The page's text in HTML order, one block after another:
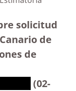
solicitud
de
de
(02-